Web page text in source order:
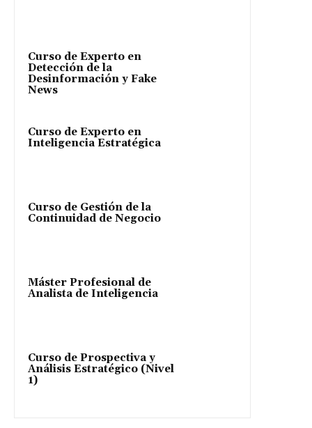
Curso de Experto en
Detección de la
Desinformación y Fake
News
Curso de Experto en
Inteligencia Estratégica
Curso de Gestión de la
Continuidad de Negocio
Máster Profesional de
Analista de Inteligencia
Curso de Prospectiva y
Análisis Estratégico (Nivel
1)